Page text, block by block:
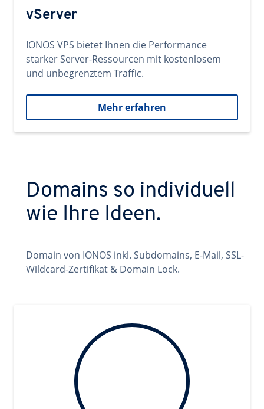
vServer
IONOS VPS bietet Ihnen die Performance
starker Server-Ressourcen mit kostenlosem
und unbegrenztem Traffic.
Mehr erfahren
Domains so individuell
wie Ihre Ideen.
Domain von IONOS inkl. Subdomains, E-Mail, SSL-
Wildcard-Zertifikat & Domain Lock.